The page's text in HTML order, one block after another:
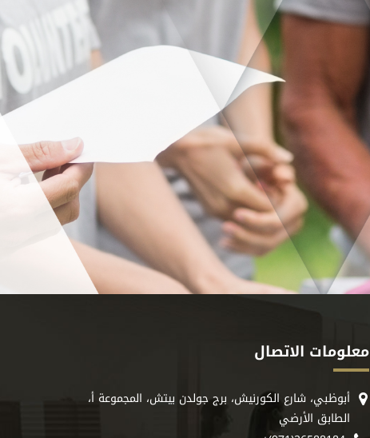
معلومات الاتصال
أبوظبي، شارع الكورنيش، برج جولدن بيتش، المجموعة أ،
الطابق الأرضي